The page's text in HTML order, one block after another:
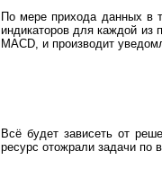
По мере прихода данных в
индикаторов для каждой из
MACD, и производит
Всё будет зависеть от
ресурс отожрали задачи